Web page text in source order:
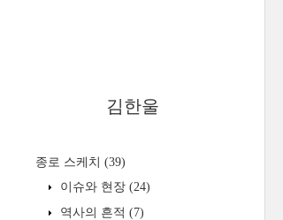
김한울
종로 스케치 (39)
이슈와 현장 (24)
역사의 흔적 (7)